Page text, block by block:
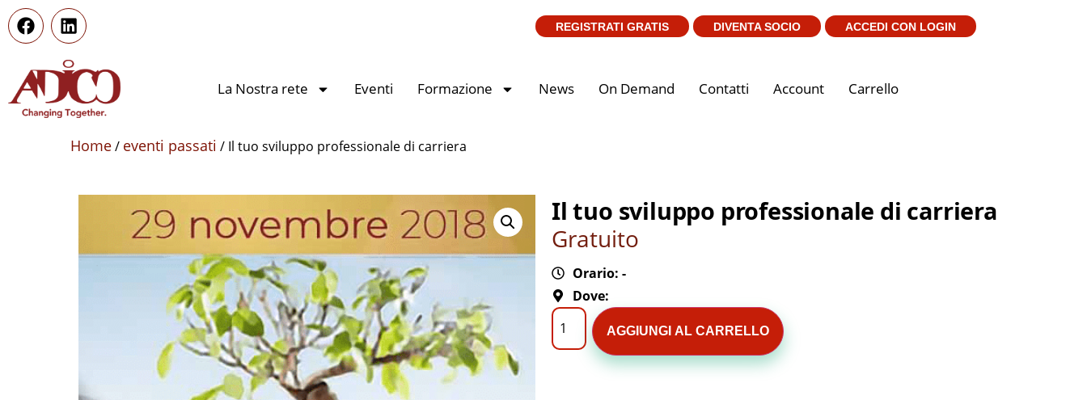
REGISTRATI GRATIS DIVENTA SOCIO ACCEDI CON LOGIN
La Nostra rete Eventi Formazione News On Demand Contatti Account Carrello
Home/ eventi passati / Il tuo sviluppo professionale di carriera
Il tuo sviluppo professionale di carriera
Gratuito
Orario: -
Dove:
AGGIUNGI AL CARRELLO